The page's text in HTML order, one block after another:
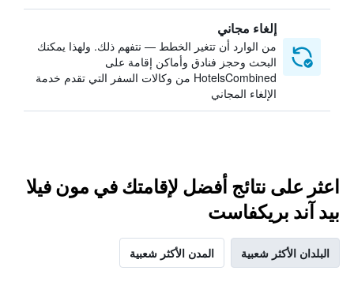
إلغاء مجاني
من الوارد أن تتغير الخطط — نتفهم ذلك. ولهذا يمكنك
البحث وحجز فنادق وأماكن إقامة على
HotelsCombined من وكالات السفر التي تقدم خدمة
الإلغاء المجاني
اعثر على نتائج أفضل لإقامتك في مون فيلا
بيد آند بريكفاست
البلدان الأكثر شعبية المدن الأكثر شعبية